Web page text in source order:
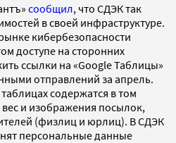
сообщил, что СДЭК так
в своей инфраструктуре.
кибербезопасности
доступе на сторонних
ссылки на «Google Таблицы»
отправлений за апрель.
содержатся в том
и изображения посылок,
(физлиц и юрлиц). В СДЭК
персональные данные